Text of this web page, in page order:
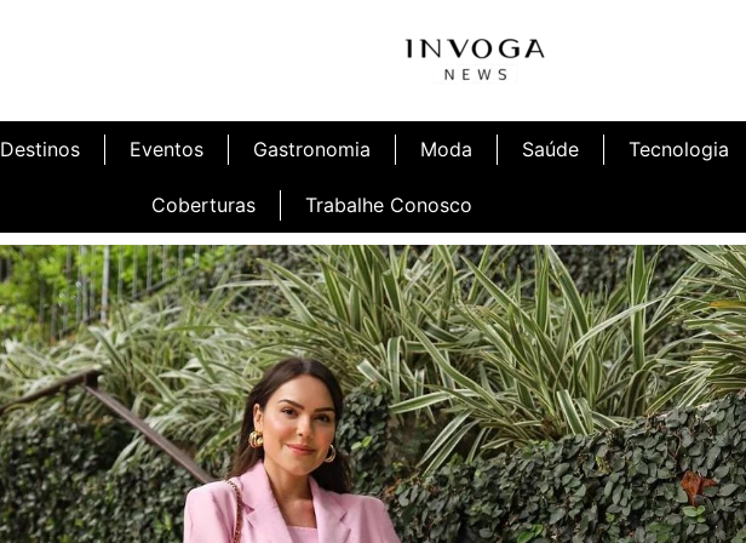
Destinos Eventos Gastronomia Moda Saúde Tecnologia
Coberturas Trabalhe Conosco
Inauguração Illa Café Inauguração Ninetto Fortaleza